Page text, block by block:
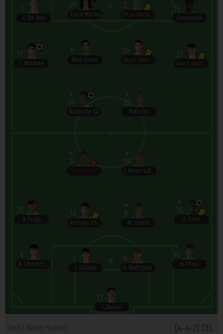
(ent.) Berto Suárez (4-4-2) CEL
2
Óscar Masqué
29
Curro Macías
15
Emmanuel
3
C. De Roa
16
Migue Romero
8
Rica Fúnez
21
Iván Corralejo
17
J. Morante
22
Rafa Oya
11
Rubén De Sá
13
I. Server
3
J. Sálamo
6
N. Rodríguez
4
R. Chirveches
16
H. Pérez
14
Anthony Khayat
8
M. Sobral
20
A. Fraga
15
A. Kibet
9
Á. Davila
19
J. Pérez-Lafuente